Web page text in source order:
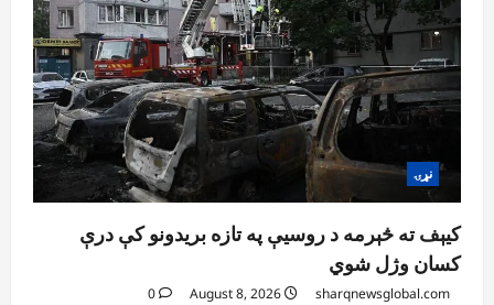
نړۍ
کیېف ته څېرمه د روسیې په تازه بریدونو کې درې
کسان وژل شوي
sharqnewsglobal.com
0